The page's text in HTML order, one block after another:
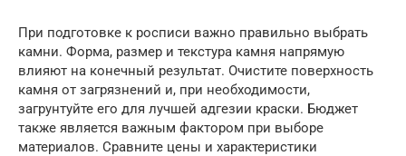
При подготовке к росписи важно правильно выбрать
камни. Форма, размер и текстура камня напрямую
влияют на конечный результат. Очистите поверхность
камня от загрязнений и, при необходимости,
загрунтуйте его для лучшей адгезии краски. Бюджет
также является важным фактором при выборе
материалов. Сравните цены и характеристики